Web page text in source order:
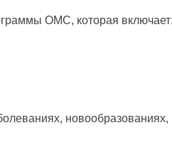
ОМС, которая включает:
новообразованиях,